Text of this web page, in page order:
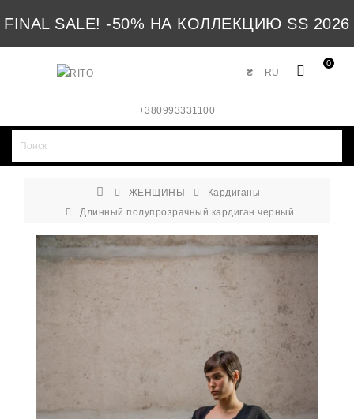
FINAL SALE! -50% НА КОЛЛЕКЦИЮ SS 2026
0
RU
₴
+380993331100
ЖЕНЩИНЫ
Кардиганы
Длинный полупрозрачный кардиган черный